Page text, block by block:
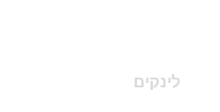
לינקים